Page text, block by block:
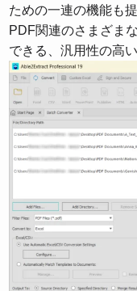
ための一連の機能も
PDF関連のさまざま
できる、汎用性の高